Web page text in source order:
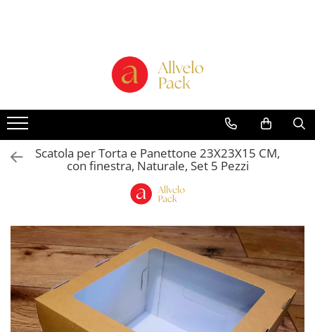
Scatole per Panettone e Torte
Scatole per Panettone e Torte con
Finestra
Scatole per Panettone e Torte
senza Finestra
Buste in Cartone per Regalo
incluso "Smart-Box"
Scatole Alte con Finestra per
Pasticcini
Scatole Alte senza Finestra per Mini
Pasticcini
Scatole Aperte con Finestra
Scatola per Torta e Panettone 23X23X15 CM,
con finestra, Naturale, Set 5 Pezzi